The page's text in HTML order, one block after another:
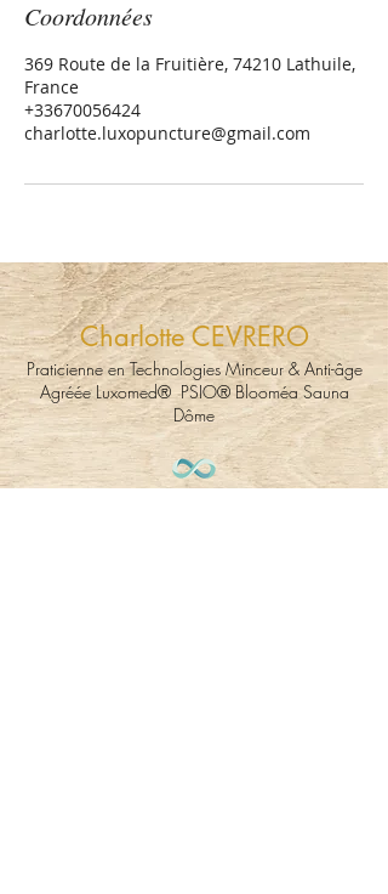
Coordonnées
369 Route de la Fruitière, 74210 Lathuile,
France
+33670056424
charlotte.luxopuncture@gmail.com
Charlotte CEVRERO
Praticienne en Technologies Minceur & Anti-âge
Agréée Luxomed® PSIO® Blooméa Sauna
Dôme